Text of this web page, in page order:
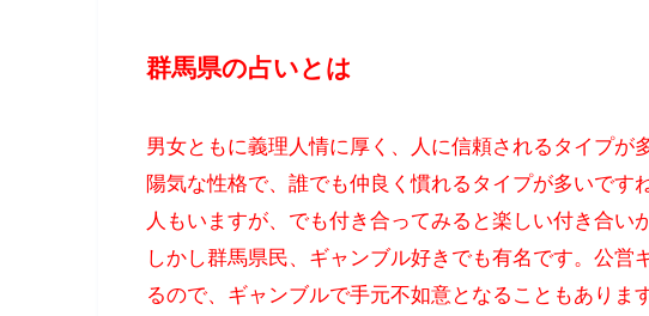
群馬県の占いとは
男女ともに義理人情に厚く、人に信頼されるタイプが
陽気な性格で、誰でも仲良く慣れるタイプが多いです
人もいますが、でも付き合ってみると楽しい付き合い
しかし群馬県民、ギャンブル好きでも有名です。公営
るので、ギャンブルで手元不如意となることもありま